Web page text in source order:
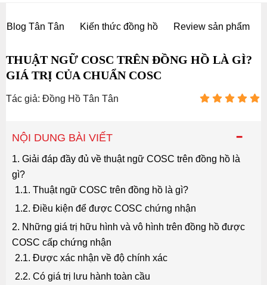
Blog Tân Tân Kiến thức đồng hồ Review sản phẩm
THUẬT NGỮ COSC TRÊN ĐỒNG HỒ LÀ GÌ?
GIÁ TRỊ CỦA CHUẨN COSC
Tác giả: Đồng Hồ Tân Tân
-
NỘI DUNG BÀI VIẾT
1. Giải đáp đầy đủ về thuật ngữ COSC trên đồng hồ là
gì?
1.1. Thuật ngữ COSC trên đồng hồ là gì?
1.2. Điều kiện để được COSC chứng nhận
2. Những giá trị hữu hình và vô hình trên đồng hồ được
COSC cấp chứng nhận
2.1. Được xác nhận về độ chính xác
2.2. Có giá trị lưu hành toàn cầu